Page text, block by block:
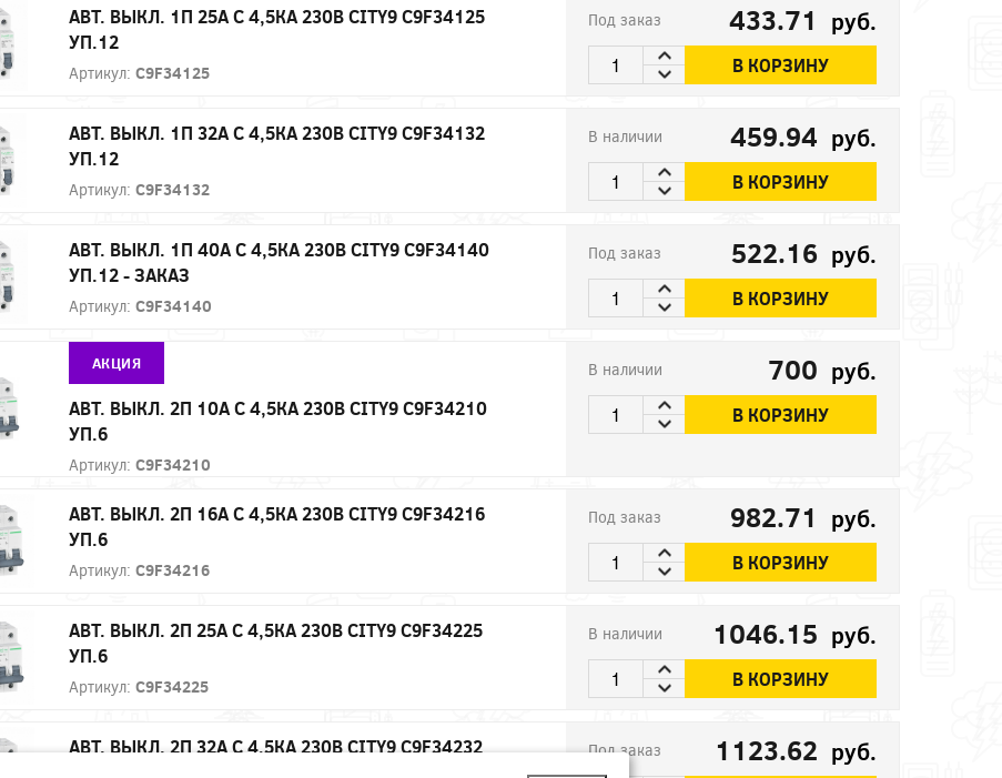
АВТ. ВЫКЛ. 1П 25А С 4,5КА 230В CITY9 C9F34125
УП.12
Артикул: C9F34125
Под заказ 433.71 руб.
В КОРЗИНУ
АВТ. ВЫКЛ. 1П 32А С 4,5КА 230В CITY9 C9F34132
УП.12
Артикул: C9F34132
В наличии 459.94 руб.
В КОРЗИНУ
АВТ. ВЫКЛ. 1П 40А С 4,5КА 230В CITY9 C9F34140
УП.12 - ЗАКАЗ
Артикул: C9F34140
Под заказ 522.16 руб.
В КОРЗИНУ
АКЦИЯ
АВТ. ВЫКЛ. 2П 10А С 4,5КА 230В CITY9 C9F34210
УП.6
Артикул: C9F34210
В наличии 700 руб.
В КОРЗИНУ
АВТ. ВЫКЛ. 2П 16А С 4,5КА 230В CITY9 C9F34216
УП.6
Артикул: C9F34216
Под заказ 982.71 руб.
В КОРЗИНУ
АВТ. ВЫКЛ. 2П 25А С 4,5КА 230В CITY9 C9F34225
УП.6
Артикул: C9F34225
В наличии 1046.15 руб.
В КОРЗИНУ
АВТ. ВЫКЛ. 2П 32А С 4,5КА 230В CITY9 C9F34232
Под заказ 1123.62 руб.